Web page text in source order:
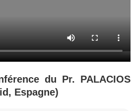
du Pr. PALACIOS
Espagne)